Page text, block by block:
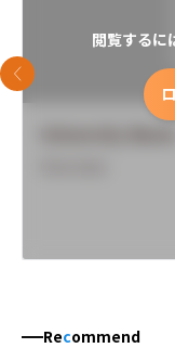
閲覧するに
前のスライド
Recommend